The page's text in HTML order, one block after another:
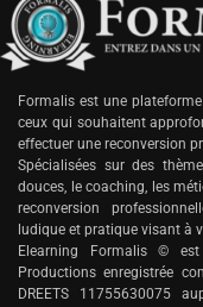
Formalis est une
ceux qui souhaitent
effectuer une reconversion
Spécialisées sur des
douces, le coaching, les
reconversion
ludique et pratique visant à
Elearning Formalis ©
Productions enregistrée
DREETS 11755630075